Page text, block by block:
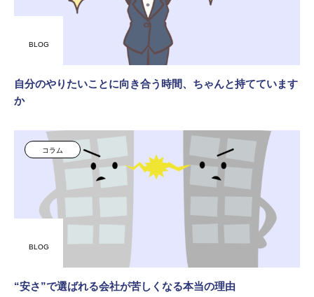
BLOG
自分のやりたいことに向き合う時間、ちゃんと持てています
か
コラム
BLOG
“安さ”で選ばれる会社が苦しくなる本当の理由